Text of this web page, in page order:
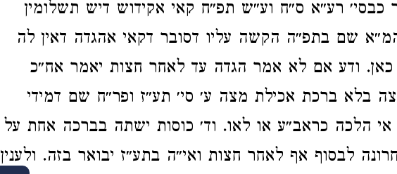
כבסי׳ רע״א ס״ח וע״ש תפ״ח קאי אקידוש דיש תשלומין
שם בתפ״ה הקשה עליו דסובר דקאי אהגדה דאין לה
כאן. ודע אם לא אמר הגדה עד לאחר חצות יאמר אח״כ
בלא ברכת אכילת מצה ע׳ סי׳ תע״ז ופר״ח שם דמידי
הלכה כראב״ע או לאו. וד׳ כוסות ישתה בברכה אחת על
לבסוף אף לאחר חצות ואי״ה בתע״ז יבואר בזה. ולענין